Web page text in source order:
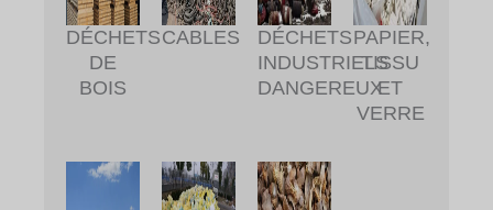
DÉCHETS
DE
BOIS
CABLES
DÉCHETS
INDUSTRIELS
DANGEREUX
PAPIER,
TISSU
ET
VERRE